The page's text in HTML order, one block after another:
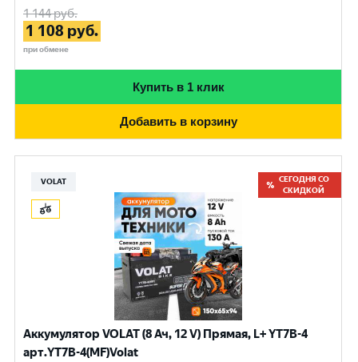
1 144руб.
1 108 руб.
при обмене
Купить в 1 клик
Добавить в корзину
VOLAT
СЕГОДНЯ СО
СКИДКОЙ
Аккумулятор VOLAT (8 Ач, 12 V) Прямая, L+ YT7B-4
арт.YT7B-4(MF)Volat